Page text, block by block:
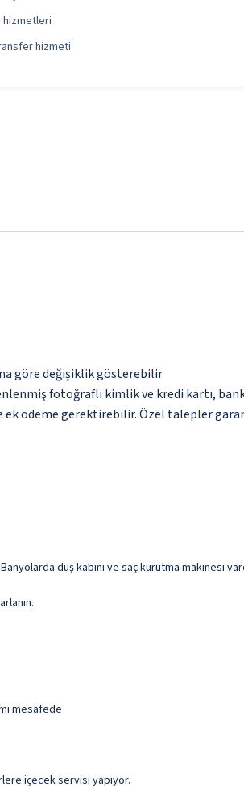
hizmetleri
hizmeti
göre değişiklik gösterebilir
fotoğraflı kimlik ve kredi kartı,
ek ödeme gerektirebilir. Özel talepler
duş kabini ve saç kurutma makinesi
mesafede
içecek servisi yapıyor.